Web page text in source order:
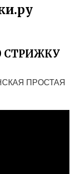
СТРИЖКУ
ПРОСТАЯ